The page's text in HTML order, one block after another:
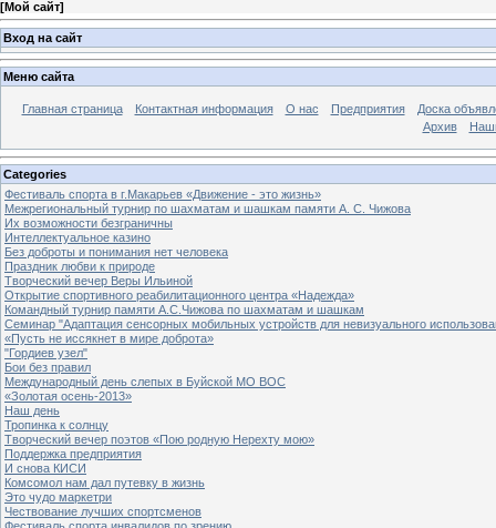
[Мой сайт]
Вход на сайт
Меню сайта
Главная страница Контактная информация О нас Предприятия
Доска
Архив
Categories
Фестиваль спорта в г.Макарьев «Движение - это жизнь»
Межрегиональный турнир по шахматам и шашкам памяти А. С. Чижова
Их возможности безграничны
Интеллектуальное казино
Без доброты и понимания нет человека
Праздник любви к природе
Творческий вечер Веры Ильиной
Открытие спортивного реабилитационного центра «Надежда»
Командный турнир памяти А.С.Чижова по шахматам и шашкам
Семинар "Адаптация сенсорных мобильных устройств для невизуального
«Пусть не иссякнет в мире доброта»
"Гордиев узел"
Бои без правил
Международный день слепых в Буйской МО ВОС
«Золотая осень-2013»
Наш день
Тропинка к солнцу
Творческий вечер поэтов «Пою родную Нерехту мою»
Поддержка предприятия
И снова КИСИ
Комсомол нам дал путевку в жизнь
Это чудо маркетри
Чествование лучших спортсменов